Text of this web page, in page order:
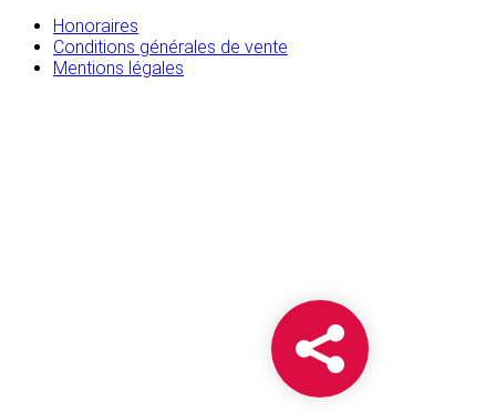
Honoraires
Conditions générales de vente
Mentions légales